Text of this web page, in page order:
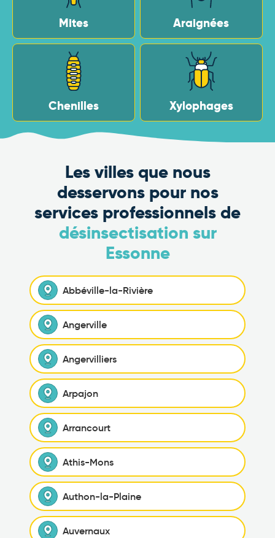
Mites Araignées
Chenilles Xylophages
Les villes que nous
desservons pour nos
services professionnels de
désinsectisation sur
Essonne
Abbéville-la-Rivière
Angerville
Angervilliers
Arpajon
Arrancourt
Athis-Mons
Authon-la-Plaine
Auvernaux